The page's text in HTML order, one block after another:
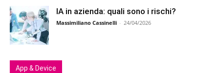
IA in azienda: quali sono i rischi?
Massimiliano Cassinelli - 24/04/2026
App & Device